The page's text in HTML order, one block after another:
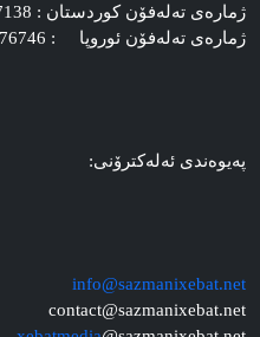
ژماره‌ی ته‌له‌فۆن کوردستان : 07504497138 (00964)
ژماره‌ی ته‌له‌فۆن ئوروپا : 0767676746 (0046)
په‌یوه‌ندی ئه‌له‌کترۆنی:
info@sazmanixebat.net
contact@sazmanixebat.net